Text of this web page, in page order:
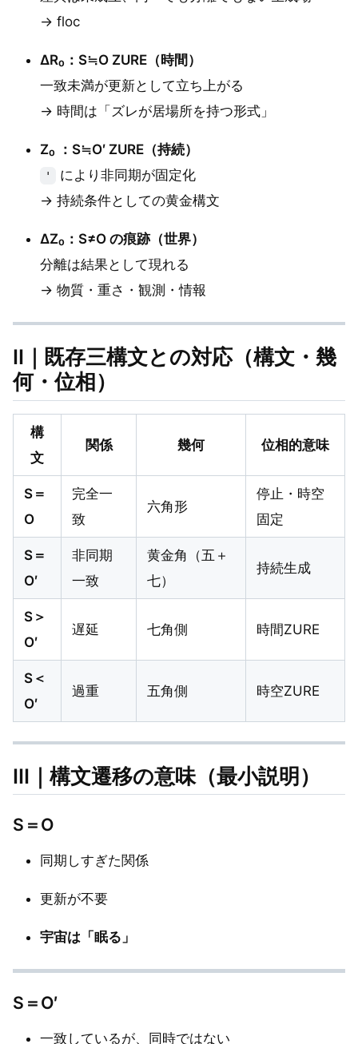
→ floc
ΔR₀：S≒O ZURE（時間）
一致未満が更新として立ち上がる
→ 時間は「ズレが居場所を持つ形式」
Z₀ ：S≒O′ ZURE（持続）
'
により非同期が固定化
→ 持続条件としての黄金構文
ΔZ₀：S≠O の痕跡（世界）
分離は結果として現れる
→ 物質・重さ・観測・情報
Ⅱ｜既存三構文との対応（構文・幾
何・位相）
構
文
関係 幾何 位相的意味
S＝
O
完全一
致
六角形
停止・時空
固定
S＝
O′
非同期
一致
黄金角（五＋
七）
持続生成
S＞
O′
遅延 七角側 時間ZURE
S＜
O′
過重 五角側 時空ZURE
Ⅲ｜構文遷移の意味（最小説明）
S＝O
同期しすぎた関係
更新が不要
宇宙は「眠る」
S＝O′
一致しているが、同時ではない